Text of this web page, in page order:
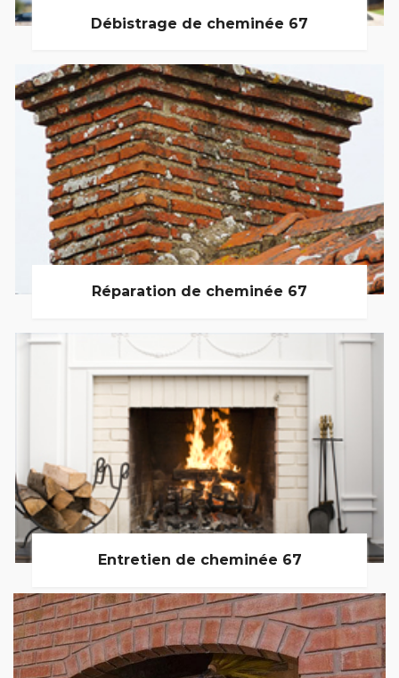
Débistrage de cheminée 67
Réparation de cheminée 67
Entretien de cheminée 67